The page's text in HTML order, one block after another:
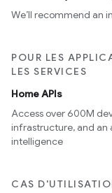
We’ll recommend an
POUR LES
LES SERVICES
Home APIs
Access over 600M
infrastructure, and an
intelligence
CAS